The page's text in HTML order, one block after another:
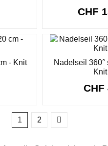
CHF
- Knit
Nadelseil
CHF
1 2